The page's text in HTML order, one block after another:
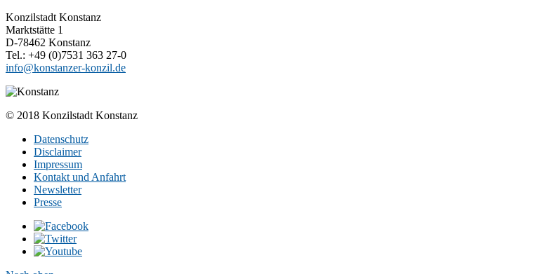
Konzilstadt Konstanz
Marktstätte 1
D-78462 Konstanz
Tel.: +49 (0)7531 363 27-0
info@konstanzer-konzil.de
© 2018 Konzilstadt Konstanz
Datenschutz
Disclaimer
Impressum
Kontakt und Anfahrt
Newsletter
Presse